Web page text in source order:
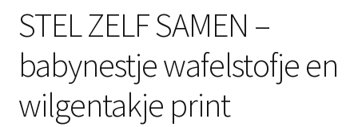
STEL ZELF SAMEN –
babynestje wafelstofje en
wilgentakje print